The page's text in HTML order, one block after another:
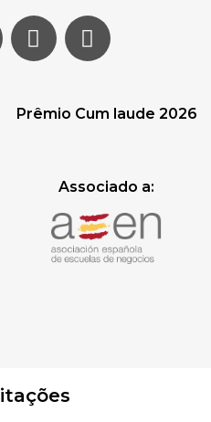
Prêmio Cum laude 2026
Associado a: